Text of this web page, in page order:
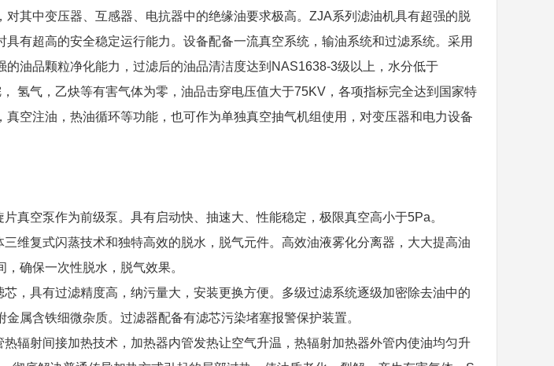
其中变压器、互感器、电抗器中的绝缘油要求极高。ZJA系列 滤油机具有超强的脱
具有超高的安全稳定运行能力。设备配备一流真空系统，输油系统和过滤系统。采用
的油品颗粒净化能力，过滤后的油品清洁度达到NAS1638-3级以上，水分低于
氢气，乙炔等有害气体为零，油品击穿电压值大于75KV，各项指标完全达到国家特
空注油，热油循环等功能，也可作为单独真空抽气机组使用，对变压器和电力设备
真空泵作为前级泵。具有启动快、抽速大、性能稳定，极限真空高小于5Pa。
维复式闪蒸技术和独特高效的脱水，脱气元件。高效油液雾化分离器，大大提高油
确保一次性脱水，脱气效果。
，具有过滤精度高，纳污量大，安装更换方便。多级过滤系统逐级加密除去油中的
属含铁细微杂质。过滤器配备有滤芯污染堵塞报警保护装置。
辐射间接加热技术，加热器内管发热让空气升温，热辐射加热器外管内使油均匀升